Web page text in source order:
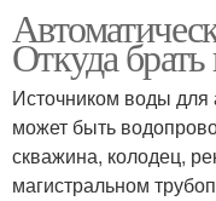
Откуда брать
Источником воды для
может быть
скважина, колодец,
магистральном